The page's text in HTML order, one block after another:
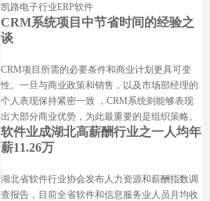
凯路电子行业ERP软件
CRM系统项目中节省时间的经验之
谈
CRM项目所需的必要条件和商业计划更具可变
性。一旦与商业政策和销售，以及市场部经理的
个人表现保持紧密一致 ，CRM系统则能够表现
出大部分商业优势，为此最重要的是组织策略。
软件业成湖北高薪酬行业之一人均年
薪11.26万
湖北省软件行业协会发布人力资源和薪酬指数调
查报告，目前全省软件和信息服务业人员月均收